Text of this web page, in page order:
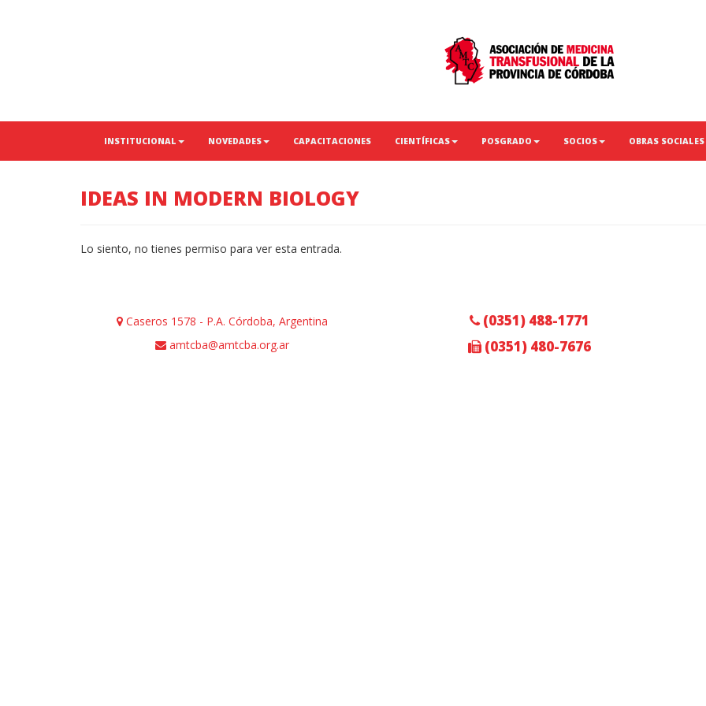
INSTITUCIONAL NOVEDADES CAPACITACIONES CIENTÍFICAS POSGRADO SOCIOS OBRAS SOCIALES
IDEAS IN MODERN BIOLOGY
Lo siento, no tienes permiso para ver esta entrada.
Caseros 1578 - P.A. Córdoba, Argentina
amtcba@amtcba.org.ar
(0351) 488-1771
(0351) 480-7676